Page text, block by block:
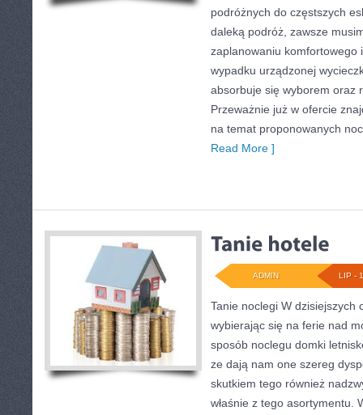
podróżnych do częstszych
daleką podróż, zawsze
zaplanowaniu komfortowego
wypadku urządzonej
absorbuje się wyborem oraz
Przeważnie już w ofercie
na temat proponowanych
Read More ]
LIP -
ADMIN
Tanie noclegi W dzisiejszych
wybierając się na ferie nad
sposób noclegu domki
ze dają nam one szereg
skutkiem tego również
właśnie z tego asortymentu.